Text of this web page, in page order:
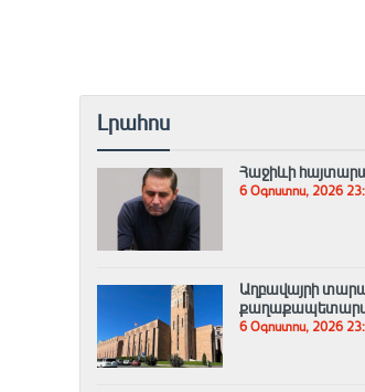
Լրահոս
Հաջիևի
6 Օգոստոս, 2026
Աղբավայրի
6 Օգոստոս, 2026